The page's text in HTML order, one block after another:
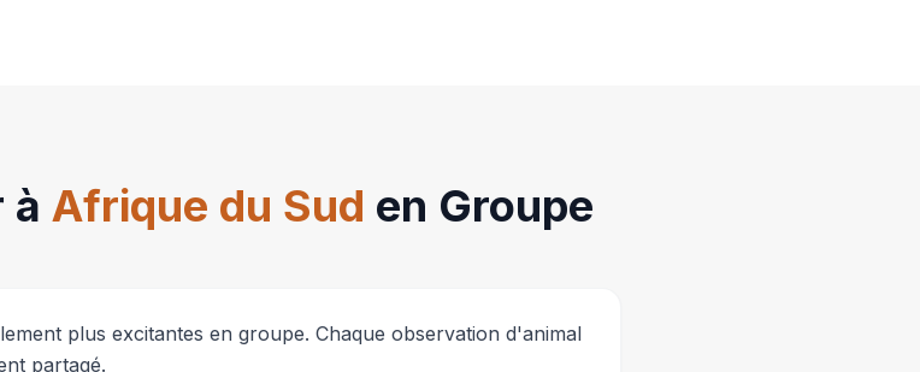
à Afrique du Sud en Groupe
plus excitantes en groupe. Chaque observation d'animal
partagé.